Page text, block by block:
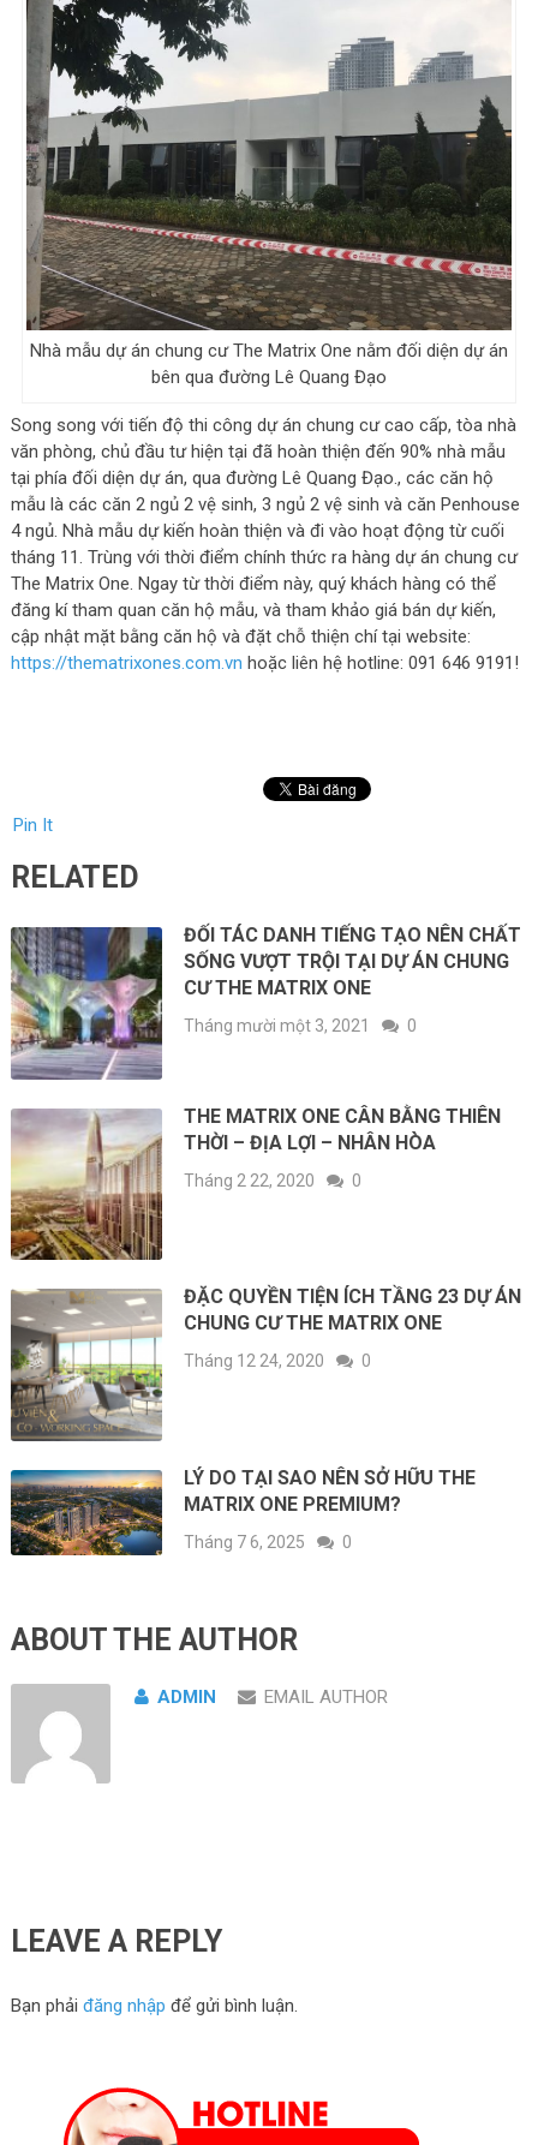
Nhà mẫu dự án chung cư The Matrix One nằm đối diện dự án
bên qua đường Lê Quang Đạo
Song song với tiến độ thi công dự án chung cư cao cấp, tòa nhà
văn phòng, chủ đầu tư hiện tại đã hoàn thiện đến 90% nhà mẫu
tại phía đối diện dự án, qua đường Lê Quang Đạo., các căn hộ
mẫu là các căn 2 ngủ 2 vệ sinh, 3 ngủ 2 vệ sinh và căn Penhouse
4 ngủ. Nhà mẫu dự kiến hoàn thiện và đi vào hoạt động từ cuối
tháng 11. Trùng với thời điểm chính thức ra hàng dự án chung cư
The Matrix One. Ngay từ thời điểm này, quý khách hàng có thể
đăng kí tham quan căn hộ mẫu, và tham khảo giá bán dự kiến,
cập nhật mặt bằng căn hộ và đặt chỗ thiện chí tại website:
https://thematrixones.com.vn hoặc liên hệ hotline: 091 646 9191!
Pin It
RELATED
ĐỐI TÁC DANH TIẾNG TẠO NÊN CHẤT
SỐNG VƯỢT TRỘI TẠI DỰ ÁN CHUNG
CƯ THE MATRIX ONE
Tháng mười một 3, 2021 0
THE MATRIX ONE CÂN BẰNG THIÊN
THỜI – ĐỊA LỢI – NHÂN HÒA
Tháng 2 22, 2020 0
ĐẶC QUYỀN TIỆN ÍCH TẦNG 23 DỰ ÁN
CHUNG CƯ THE MATRIX ONE
Tháng 12 24, 2020 0
LÝ DO TẠI SAO NÊN SỞ HỮU THE
MATRIX ONE PREMIUM?
Tháng 7 6, 2025 0
ABOUT THE AUTHOR
ADMIN EMAIL AUTHOR
LEAVE A REPLY
Bạn phải đăng nhập để gửi bình luận.